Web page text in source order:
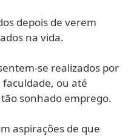
depois de verem
na vida.
se realizados por
ou até
sonhado emprego.
aspirações de que